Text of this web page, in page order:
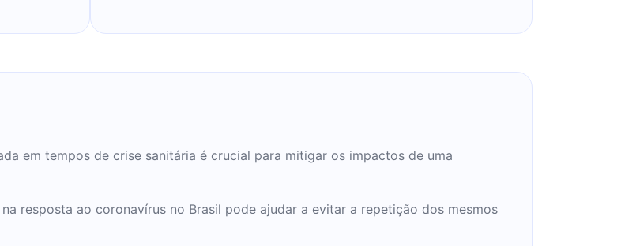
em tempos de crise sanitária é crucial para mitigar os impactos de uma
resposta ao coronavírus no Brasil pode ajudar a evitar a repetição dos mesmos